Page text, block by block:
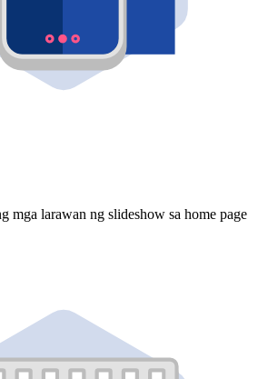
mga larawan ng slideshow sa home page